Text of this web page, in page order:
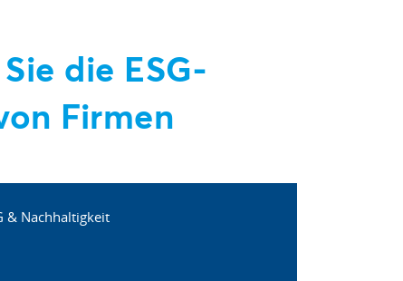
die ESG-
Firmen